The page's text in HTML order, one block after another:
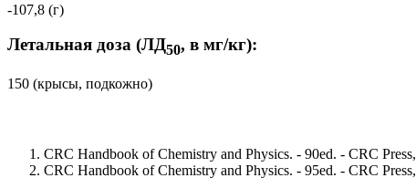
-107,8 (г)
Летальная доза (ЛД50, в мг/кг):
150 (крысы, подкожно)
CRC Handbook of Chemistry and Physics. - 90ed. - CRC
CRC Handbook of Chemistry and Physics. - 95ed. - CRC